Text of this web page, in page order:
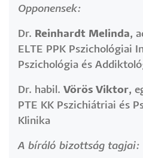
Opponensek:
Dr. Reinhardt Melinda,
ELTE PPK Pszichológiai
Pszichológia és
Dr. habil. Vörös Viktor,
PTE KK Pszichiátriai és
Klinika
A bíráló bizottság tagjai: